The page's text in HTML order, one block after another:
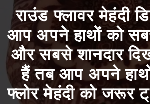
राउंड फ्लावर मेहंदी
आप अपने हाथों को
और सबसे शानदार
हैं तब आप अपने
फ्लोर मेहंदी को जरूर